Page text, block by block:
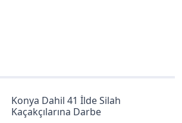
Konya Dahil 41 İlde Silah
Kaçakçılarına Darbe